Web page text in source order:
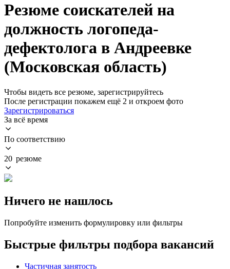
Резюме соискателей на
должность логопеда-
дефектолога в Андреевке
(Московская область)
Чтобы видеть все резюме, зарегистрируйтесь
После регистрации покажем ещё 2 и откроем фото
Зарегистрироваться
За всё время
По соответствию
20 резюме
Ничего не нашлось
Попробуйте изменить формулировку или фильтры
Быстрые фильтры подбора вакансий
Частичная занятость